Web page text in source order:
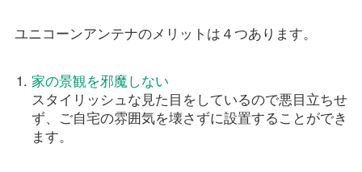
ユニコーンアンテナのメリットは４つあります。
家の景観を邪魔しない
スタイリッシュな見た目をしているので悪目立ちせ
ず、ご自宅の雰囲気を壊さずに設置することができ
ます。